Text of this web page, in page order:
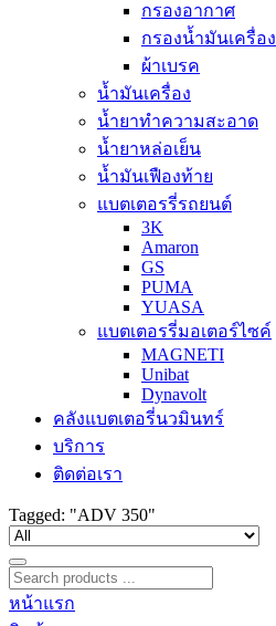
กรองอากาศ
กรองน้ำมันเครื่อง
ผ้าเบรค
น้ำมันเครื่อง
น้ำยาทำความสะอาด
น้ำยาหล่อเย็น
น้ำมันเฟืองท้าย
แบตเตอรรี่รถยนต์
3K
Amaron
GS
PUMA
YUASA
แบตเตอรรี่มอเตอร์ไซค์
MAGNETI
Unibat
Dynavolt
คลังแบตเตอรี่นวมินทร์
บริการ
ติดต่อเรา
Tagged: "ADV 350"
หน้าแรก